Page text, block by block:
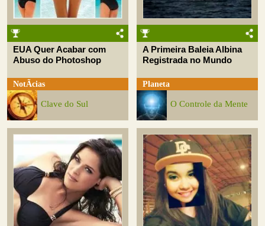
EUA Quer Acabar com
Abuso do Photoshop
NotÃ­cias
Clave do Sul
A Primeira Baleia Albina
Registrada no Mundo
Planeta
O Controle da Mente